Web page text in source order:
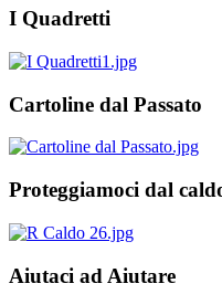
I Quadretti
Cartoline dal Passato
Proteggiamoci dal
Aiutaci ad Aiutare